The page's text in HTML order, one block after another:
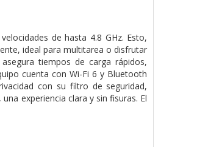
de hasta 4.8 GHz. Esto,
ideal para multitarea o disfrutar
tiempos de carga rápidos,
cuenta con Wi-Fi 6 y Bluetooth
con su filtro de seguridad,
experiencia clara y sin fisuras. El